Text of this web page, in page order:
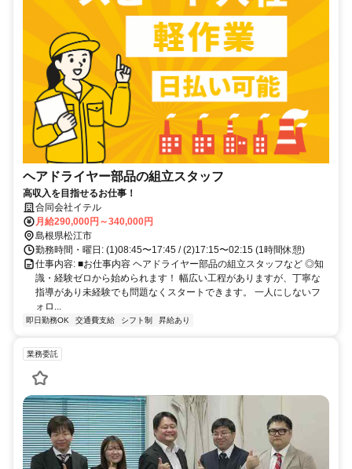
ヘアドライヤー部品の組立スタッフ
高収入を目指せるお仕事！
合同会社イテル
月給290,000円～340,000円
島根県松江市
勤務時間・曜日: (1)08:45〜17:45 / (2)17:15〜02:15 (1時間休憩)
仕事内容: ■お仕事内容 ヘアドライヤー部品の組立スタッフなど ◎知
識・経験ゼロから始められます！ 幅広い工程がありますが、丁寧な
指導があり未経験でも問題なくスタートできます。 一人にしないフ
ォロ...
即日勤務OK 交通費支給 シフト制 昇給あり
業務委託